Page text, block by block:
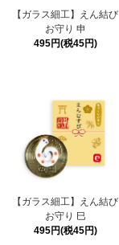
【ガラス細工】えん結び
お守り 申
495円(税45円)
【ガラス細工】えん結び
お守り 巳
495円(税45円)